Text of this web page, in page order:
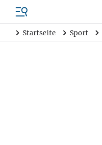
Startseite Sport